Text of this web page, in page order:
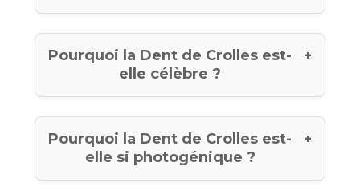
Pourquoi la Dent de Crolles est-
elle célèbre ?
Pourquoi la Dent de Crolles est-
elle si photogénique ?